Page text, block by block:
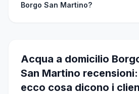
Borgo San Martino?
Acqua a domicilio
San Martino recensioni:
ecco cosa dicono i